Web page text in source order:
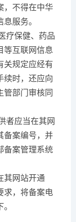
，不得在中华
服务。
疗保健、药品
等互联网信息
关规定应经有
续时，还应向
管部门审核同
者应当在其网
备案编号，并
备案管理系统
其网站开通
求，将备案电